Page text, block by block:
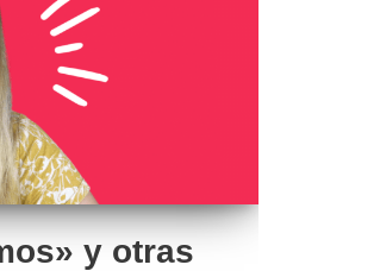
y otras